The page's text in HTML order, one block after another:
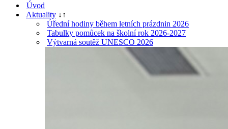
Úvod
Aktuality ↓ ↑
Úřední hodiny během letních prázdnin 2026
Tabulky pomůcek na školní rok 2026-2027
Výtvarná soutěž UNESCO 2026